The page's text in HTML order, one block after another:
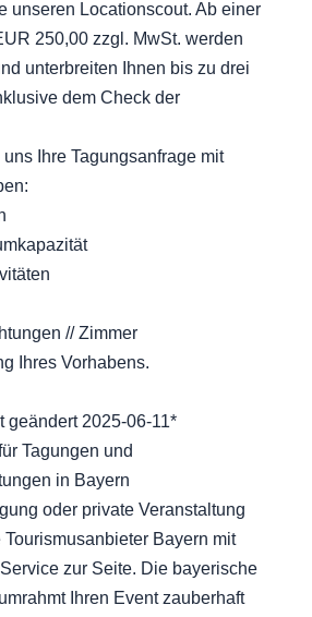
unseren Locationscout. Ab einer
250,00 zzgl. MwSt. werden
unterbreiten Ihnen bis zu drei
dem Check der
Ihre Tagungsanfrage mit
// Zimmer
Ihres Vorhabens.
geändert 2025-06-11*
Tagungen und
in Bayern
oder private Veranstaltung
Bayern mit
zur Seite. Die bayerische
Ihren Event zauberhaft